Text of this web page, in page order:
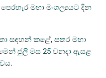
මහා මංගල්‍යයට දින
සඳහන් කළේ, සතර මහා
ජුලි මස 25 වනදා ඇසළ